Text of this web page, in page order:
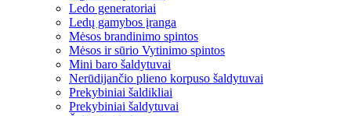
Ledo generatoriai
Ledų gamybos įranga
Mėsos brandinimo spintos
Mėsos ir sūrio Vytinimo spintos
Mini baro šaldytuvai
Nerūdijančio plieno korpuso šaldytuvai
Prekybiniai šaldikliai
Prekybiniai šaldytuvai